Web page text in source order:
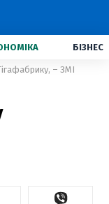
БІЗНЕС
– ЗМІ